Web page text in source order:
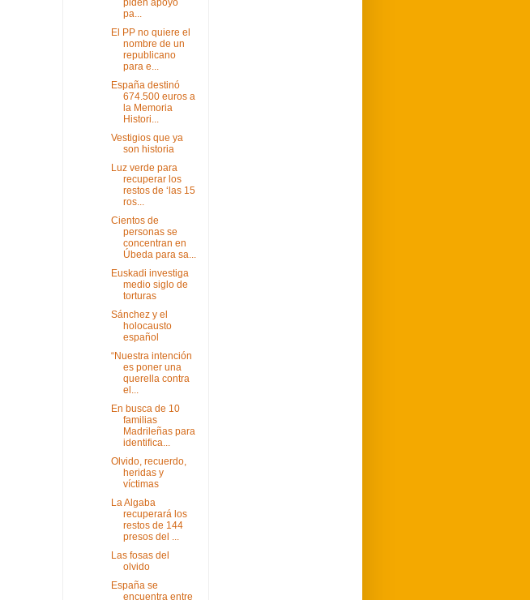
pa...
El PP no quiere el
nombre de un
republicano
para e...
España destinó
674.500 euros a
la Memoria
Histori...
Vestigios que ya
son historia
Luz verde para
recuperar los
restos de ‘las 15
ros...
Cientos de
personas se
concentran en
Úbeda para sa...
Euskadi investiga
medio siglo de
torturas
Sánchez y el
holocausto
español
“Nuestra intención
es poner una
querella contra
el...
En busca de 10
familias
Madrileñas para
identifica...
Olvido, recuerdo,
heridas y
víctimas
La Algaba
recuperará los
restos de 144
presos del ...
Las fosas del
olvido
España se
encuentra entre